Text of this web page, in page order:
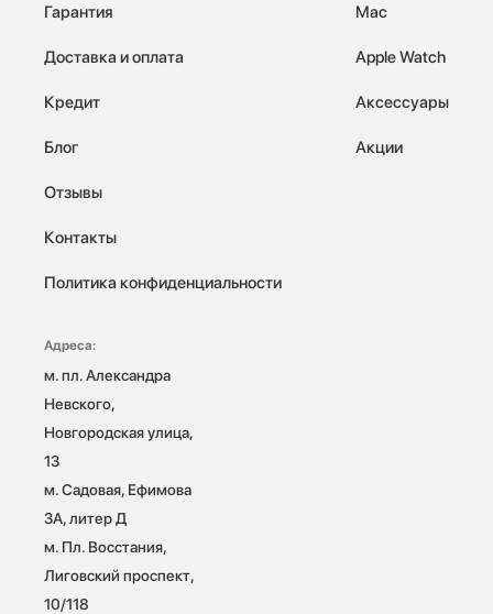
Гарантия
Доставка и оплата
Кредит
Блог
Отзывы
Контакты
Политика конфиденциальности
Mac
Apple Watch
Аксессуары
Акции
Адреса:
м. пл. Александра
Невского,
Новгородская улица,
13
м. Садовая, Ефимова
3А, литер Д
м. Пл. Восстания,
Лиговский проспект,
10/118